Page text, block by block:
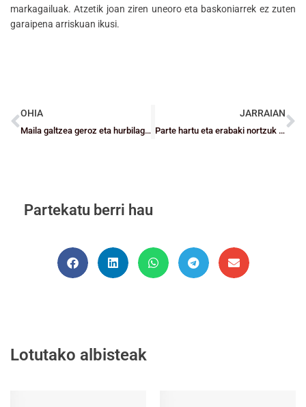
markagailuak. Atzetik joan ziren uneoro eta baskoniarrek ez zuten
garaipena arriskuan ikusi.
OHIA
Maila galtzea geroz eta hurbilago dago Bilbao Basketentzat eta EBA-n Liga Erregularra bukatzear da
JARRAIAN
Parte hartu eta erabaki nortzuk izango diren Bizkaiko Saskibaloiaren XIV. Galako sarituak
Partekatu berri hau
Lotutako albisteak